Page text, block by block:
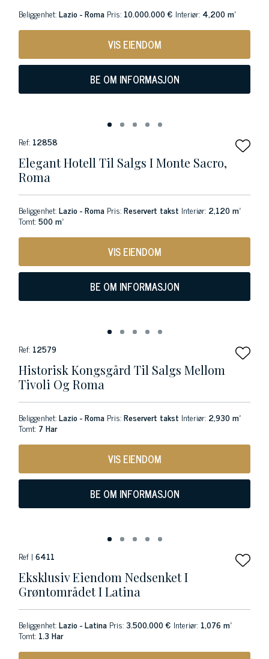
Beliggenhet:Lazio - Roma Pris: 10.000.000 € Interiør: 4,200 m²
VIS EIENDOM
BE OM INFORMASJON
Ref: 12858
Elegant Hotell Til Salgs I Monte Sacro,
Roma
Beliggenhet:Lazio - Roma Pris:Reservert takst Interiør: 2,120 m²
Tomt:500 m²
VIS EIENDOM
BE OM INFORMASJON
Ref: 12579
Historisk Kongsgård Til Salgs Mellom
Tivoli Og Roma
Beliggenhet:Lazio - Roma Pris:Reservert takst Interiør: 2,930 m²
Tomt: 7 Har
VIS EIENDOM
BE OM INFORMASJON
Ref | 6411
Eksklusiv Eiendom Nedsenket I
Grøntområdet I Latina
Beliggenhet:Lazio - Latina Pris:3.500.000 € Interiør: 1,076 m²
Tomt: 1.3 Har